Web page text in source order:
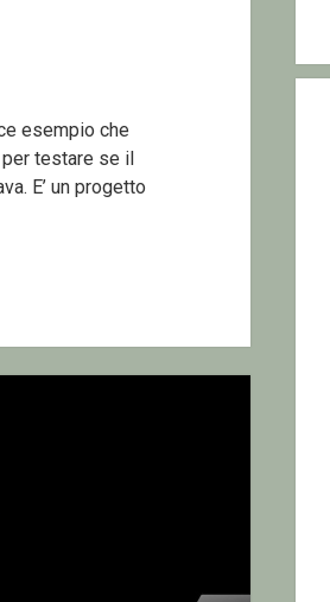
esempio che
testare se il
E’ un progetto